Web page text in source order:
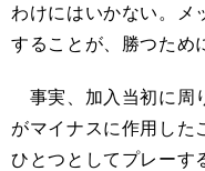
わけにはいかない。メ
することが、勝つため
事実、加入当初に周
がマイナスに作用した
ひとつとしてプレーす